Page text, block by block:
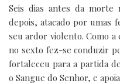
Seis dias antes da morte
depois, atacado por umas
seu ardor violento. Como a
no sexto fez-se conduzir
fortaleceu para a partida
o Sangue do Senhor, e